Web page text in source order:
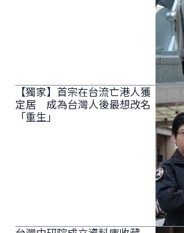
【獨家】首宗在台流亡港人獲
定居 成為台灣人後最想改名
「重生」